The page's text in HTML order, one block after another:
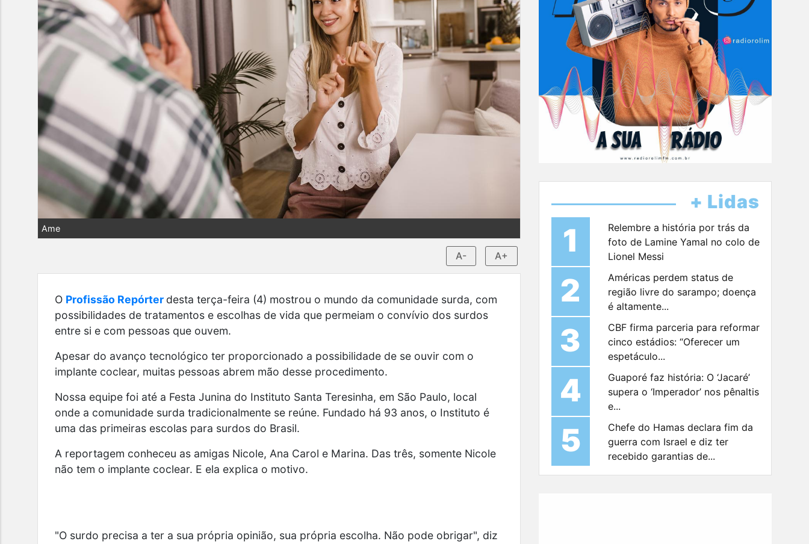
Ame
A- A+
O Profissão Repórter desta terça-feira (4) mostrou o mundo da comunidade surda, com
possibilidades de tratamentos e escolhas de vida que permeiam o convívio dos surdos
entre si e com pessoas que ouvem.
Apesar do avanço tecnológico ter proporcionado a possibilidade de se ouvir com o
implante coclear, muitas pessoas abrem mão desse procedimento.
Nossa equipe foi até a Festa Junina do Instituto Santa Teresinha, em São Paulo, local
onde a comunidade surda tradicionalmente se reúne. Fundado há 93 anos, o Instituto é
uma das primeiras escolas para surdos do Brasil.
A reportagem conheceu as amigas Nicole, Ana Carol e Marina. Das três, somente Nicole
não tem o implante coclear. E ela explica o motivo.
"O surdo precisa a ter a sua própria opinião, sua própria escolha. Não pode obrigar", diz
+ Lidas
1
Relembre a história por trás da
foto de Lamine Yamal no colo de
Lionel Messi
2
Américas perdem status de
região livre do sarampo; doença
é altamente...
3
CBF firma parceria para reformar
cinco estádios: “Oferecer um
espetáculo...
4
Guaporé faz história: O ‘Jacaré’
supera o ‘Imperador’ nos pênaltis
e...
5
Chefe do Hamas declara fim da
guerra com Israel e diz ter
recebido garantias de...